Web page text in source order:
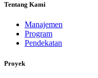
Tentang Kami
Manajemen
Program
Pendekatan
Proyek